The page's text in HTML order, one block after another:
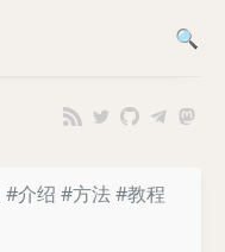
#介绍 #方法#教程